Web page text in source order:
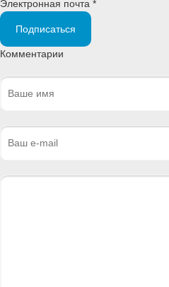
Электронная почта *
Подписаться
Комментарии